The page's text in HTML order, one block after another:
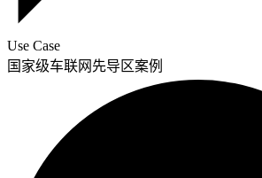
Use Case
国家级车联网先导区案例